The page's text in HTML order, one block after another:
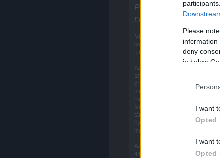
Please
information
deny
in below
I want
Opted
I want
Opted
Pécsett sok az
névjegyzékig
Minden évben ilyentájt
következő esztendőre szóló
ülésen.
Az elosztás irányelveihez
szociális
értékesítésű
(szövetkezeti)
megszűnt lakásformára
hamarosan: tanácsi vagy
lakásra
várnak.
tárgyaként. Lakáscserét
nyugdíjasházban lévő
mennének. 335-en érnék be
Az igénylők közül 1900-an
4453 a gyermektelen igénylők